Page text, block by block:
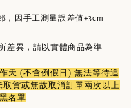
，因手工測量誤差值±3cm
差異，請以實體商品為準
天 (不含例假日) 無法等待追
貨或無故取消訂單兩次以上
名單